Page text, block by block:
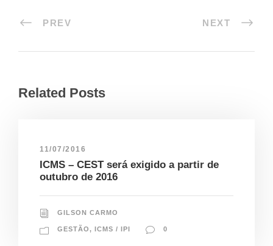
PREV NEXT
Related Posts
11/07/2016
ICMS – CEST será exigido a partir de
outubro de 2016
GILSON CARMO
GESTÃO, ICMS / IPI 0